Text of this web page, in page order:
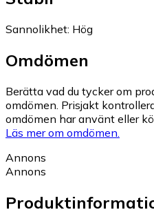
Sannolikhet: Hög
Omdömen
Berätta vad du tycker om
omdömen. Prisjakt
omdömen har använt eller
Läs mer om omdömen.
Annons
Annons